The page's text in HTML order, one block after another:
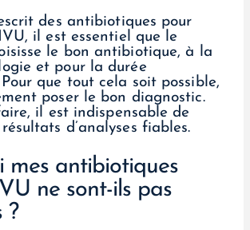
des antibiotiques pour
il est essentiel que le
le bon antibiotique, à la
et pour la durée
que tout cela soit possible,
poser le bon diagnostic.
il est indispensable de
d’analyses fiables.
mes antibiotiques
ne sont-ils pas
?